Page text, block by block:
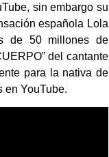
sin embargo su
española Lola
de 50 millones de
del cantante
para la nativa de
en YouTube.